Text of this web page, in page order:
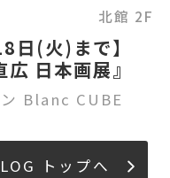
北館 2F
日(火)まで】
日本画展』
Blanc CUBE
トップへ